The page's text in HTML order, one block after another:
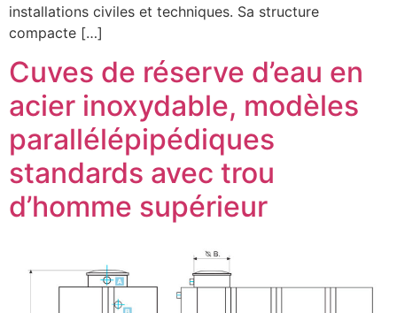
installations civiles et techniques. Sa structure
compacte […]
Cuves de réserve d’eau en
acier inoxydable, modèles
parallélépipédiques
standards avec trou
d’homme supérieur